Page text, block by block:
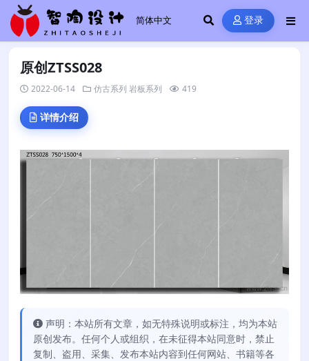
登录
原创ZTSS028
2022-06-14 仿古系列 岩板系列 419
详情介绍
声明：本站所有文章，如无特殊说明或标注，均为本站
原创发布。任何个人或组织，在未征得本站同意时，禁止
复制、盗用、采集、发布本站内容到任何网站、书籍等各